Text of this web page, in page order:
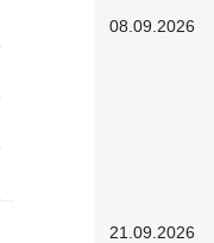
08.09.2026
21.09.2026